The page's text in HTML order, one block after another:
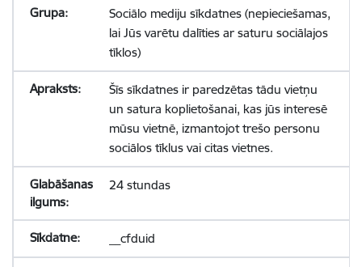
Sociālo mediju sīkdatnes (nepieciešamas,
lai Jūs varētu dalīties ar saturu sociālajos
tīklos)
Šīs sīkdatnes ir paredzētas tādu vietņu
un satura koplietošanai, kas jūs interesē
mūsu vietnē, izmantojot trešo personu
sociālos tīklus vai citas vietnes.
24 stundas
__cfduid